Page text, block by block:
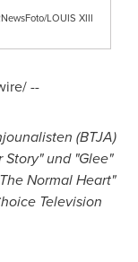
LOUIS XIII
--
(BTJA)
und "Glee"
Normal Heart"
Television